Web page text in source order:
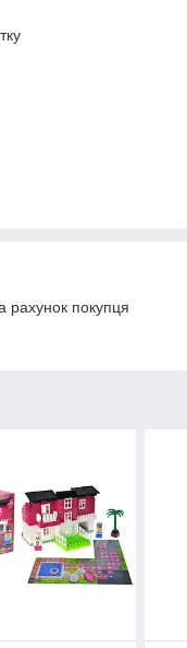
рахунок покупця